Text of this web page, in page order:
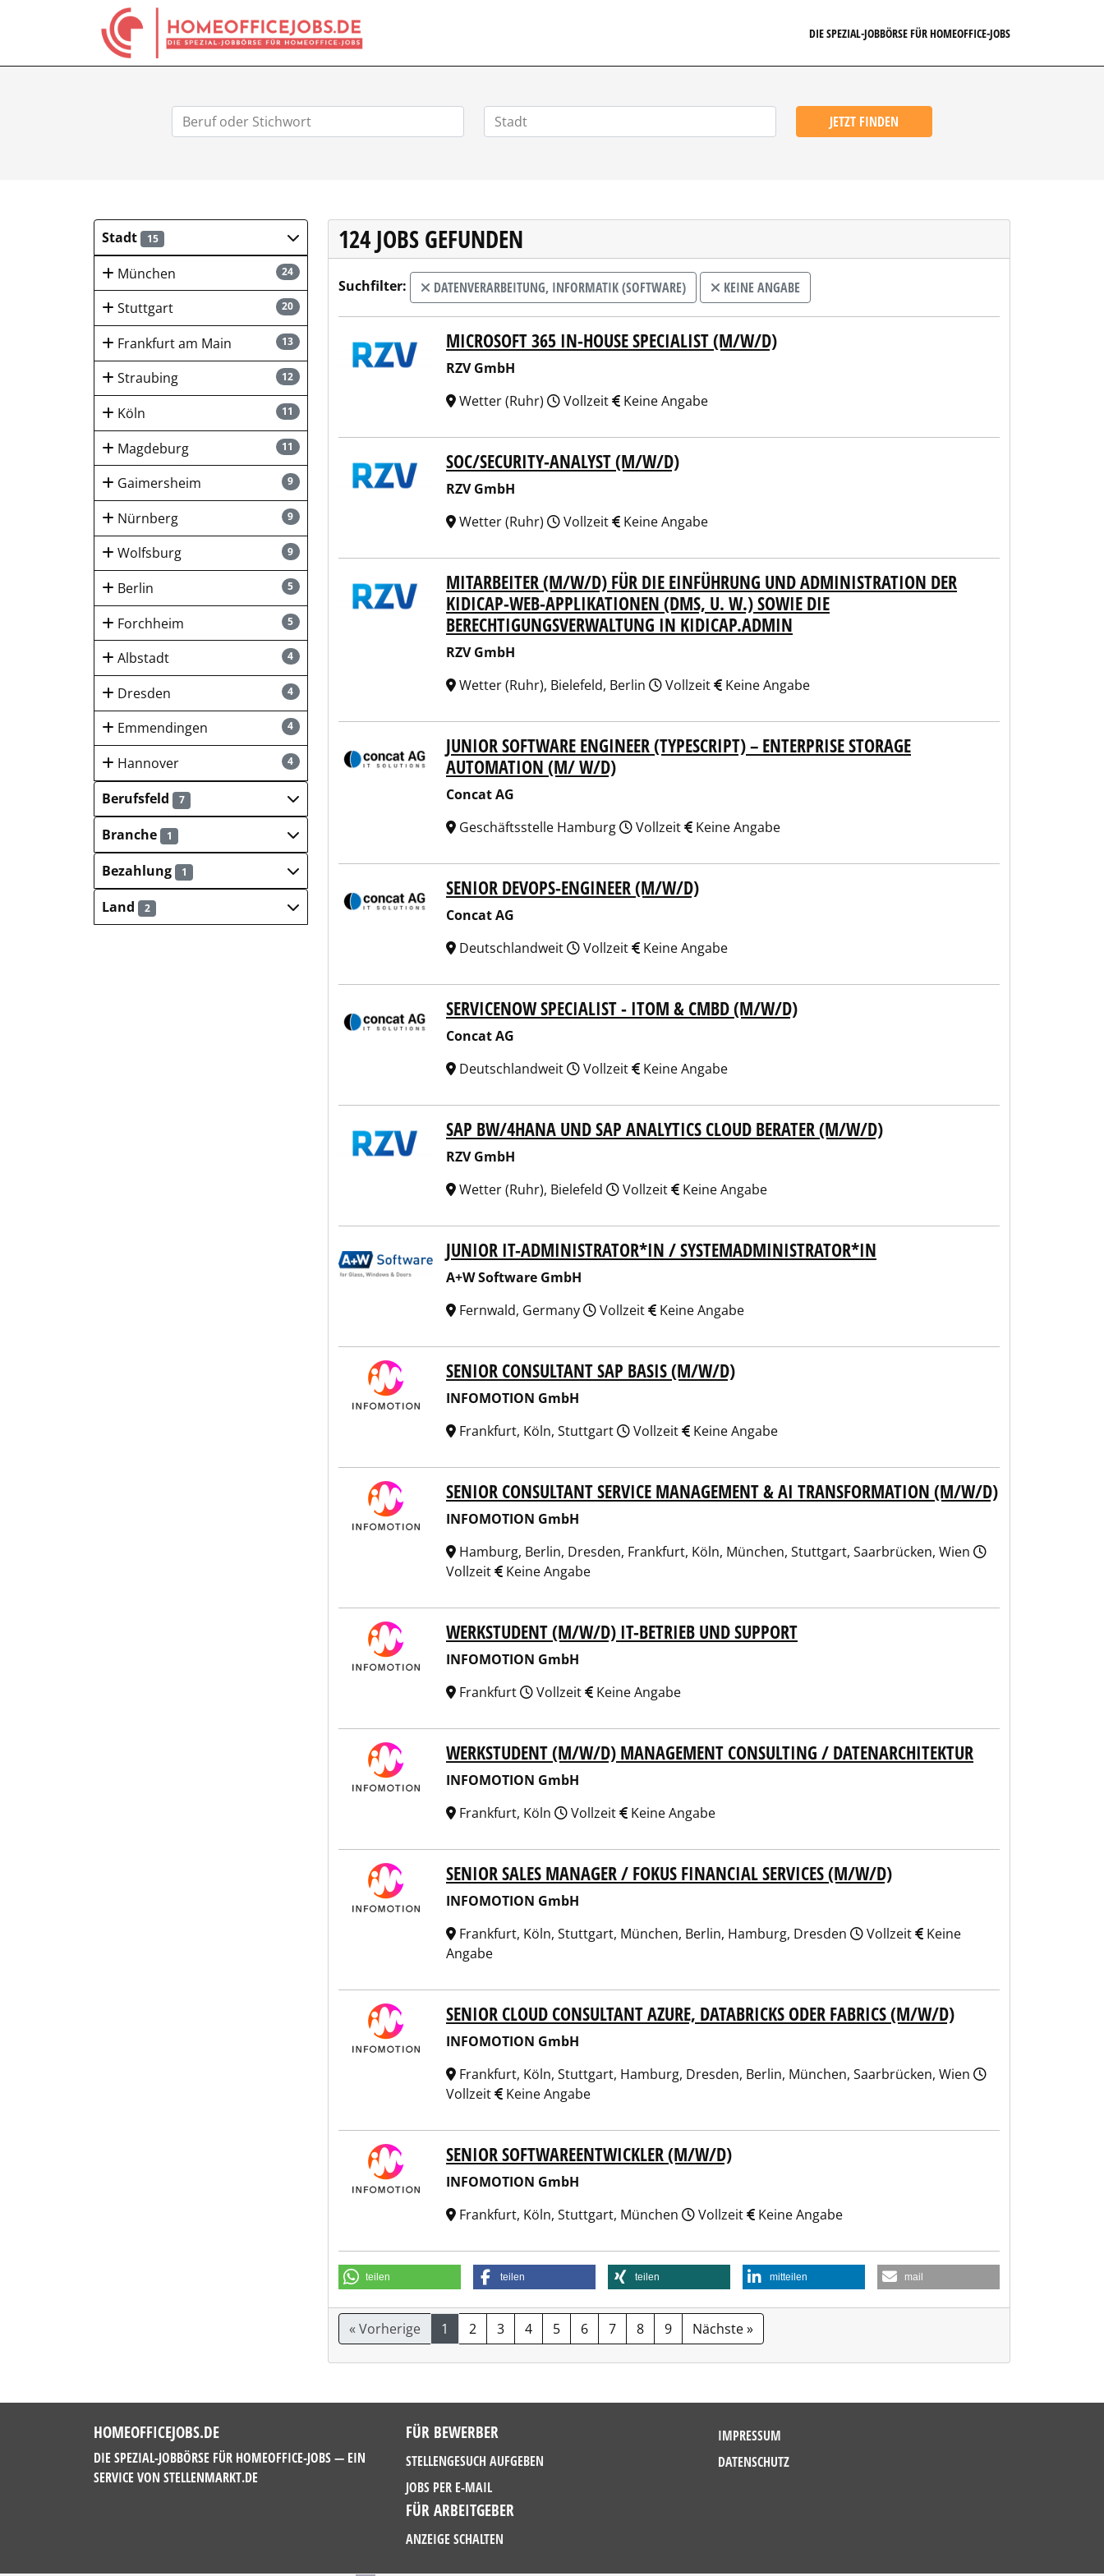
DIE SPEZIAL-JOBBÖRSE FÜR HOMEOFFICE-JOBS
JETZT FINDEN
Stadt 15
24
München
20
Stuttgart
13
Frankfurt am Main
12
Straubing
11
Köln
11
Magdeburg
9
Gaimersheim
9
Nürnberg
9
Wolfsburg
5
Berlin
5
Forchheim
4
Albstadt
4
Dresden
4
Emmendingen
4
Hannover
Berufsfeld
7
Branche 1
Bezahlung 1
Land 2
124 JOBS GEFUNDEN
Suchfilter: DATENVERARBEITUNG, INFORMATIK (SOFTWARE) KEINE ANGABE
RZV GmbH MICROSOFT 365 IN-HOUSE SPECIALIST (M/W/D)
RZV GmbH
Wetter (Ruhr)
Vollzeit Keine Angabe
RZV GmbH SOC/SECURITY-ANALYST (M/W/D)
RZV GmbH
Wetter (Ruhr)
Vollzeit Keine Angabe
RZV GmbH
MITARBEITER (M/W/D) FÜR DIE EINFÜHRUNG UND ADMINISTRATION DER
KIDICAP-WEB-APPLIKATIONEN (DMS, U. W.) SOWIE DIE
BERECHTIGUNGSVERWALTUNG IN KIDICAP.ADMIN
RZV GmbH
Wetter (Ruhr), Bielefeld, Berlin
Vollzeit Keine Angabe
JUNIOR SOFTWARE ENGINEER (TYPESCRIPT) – ENTERPRISE STORAGE
AUTOMATION (M/ W/D)
Concat AG
Geschäftsstelle Hamburg
Vollzeit Keine Angabe
SENIOR DEVOPS-ENGINEER (M/W/D)
Concat AG
Deutschlandweit
Vollzeit Keine Angabe
SERVICENOW SPECIALIST - ITOM & CMBD (M/W/D)
Concat AG
Deutschlandweit
Vollzeit Keine Angabe
RZV GmbH SAP BW/4HANA UND SAP ANALYTICS CLOUD BERATER (M/W/D)
RZV GmbH
Wetter (Ruhr), Bielefeld
Vollzeit Keine Angabe
A+W Software GmbHJUNIOR IT-ADMINISTRATOR*IN / SYSTEMADMINISTRATOR*IN
A+W Software GmbH
Fernwald, Germany
Vollzeit Keine Angabe
INFOMOTION GmbHSENIOR CONSULTANT SAP BASIS (M/W/D)
INFOMOTION GmbH
Frankfurt, Köln, Stuttgart
Vollzeit Keine Angabe
INFOMOTION GmbHSENIOR CONSULTANT SERVICE MANAGEMENT & AI TRANSFORMATION (M/W/D)
INFOMOTION GmbH
Hamburg, Berlin, Dresden, Frankfurt, Köln, München, Stuttgart, Saarbrücken, Wien
Vollzeit
Keine Angabe
INFOMOTION GmbHWERKSTUDENT (M/W/D) IT-BETRIEB UND SUPPORT
INFOMOTION GmbH
Frankfurt
Vollzeit Keine Angabe
INFOMOTION GmbHWERKSTUDENT (M/W/D) MANAGEMENT CONSULTING / DATENARCHITEKTUR
INFOMOTION GmbH
Frankfurt, Köln
Vollzeit Keine Angabe
INFOMOTION GmbHSENIOR SALES MANAGER / FOKUS FINANCIAL SERVICES (M/W/D)
INFOMOTION GmbH
Frankfurt, Köln, Stuttgart, München, Berlin, Hamburg, Dresden
Vollzeit
Keine
Angabe
INFOMOTION GmbHSENIOR CLOUD CONSULTANT AZURE, DATABRICKS ODER FABRICS (M/W/D)
INFOMOTION GmbH
Frankfurt, Köln, Stuttgart, Hamburg, Dresden, Berlin, München, Saarbrücken, Wien
Vollzeit
Keine Angabe
INFOMOTION GmbHSENIOR SOFTWAREENTWICKLER (M/W/D)
INFOMOTION GmbH
Frankfurt, Köln, Stuttgart, München
Vollzeit Keine Angabe
teilen teilen teilen mitteilen mail
« Vorherige 1 2 3 4 5 6 7 8 9 Nächste »
HOMEOFFICEJOBS.DE
DIE SPEZIAL-JOBBÖRSE FÜR HOMEOFFICE-JOBS — EIN
SERVICE VON STELLENMARKT.DE
FÜR BEWERBER
STELLENGESUCH AUFGEBEN
JOBS PER E-MAIL
FÜR ARBEITGEBER
ANZEIGE SCHALTEN
IMPRESSUM
DATENSCHUTZ